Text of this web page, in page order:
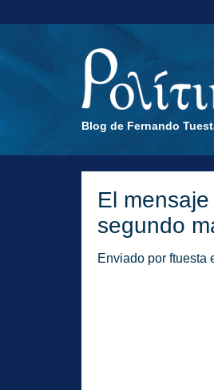
Blog de Fernando
El
segundo
Enviado por ftuesta